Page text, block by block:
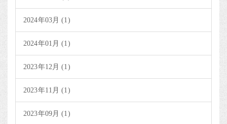
2024年03月 (1)
2024年01月 (1)
2023年12月 (1)
2023年11月 (1)
2023年09月 (1)